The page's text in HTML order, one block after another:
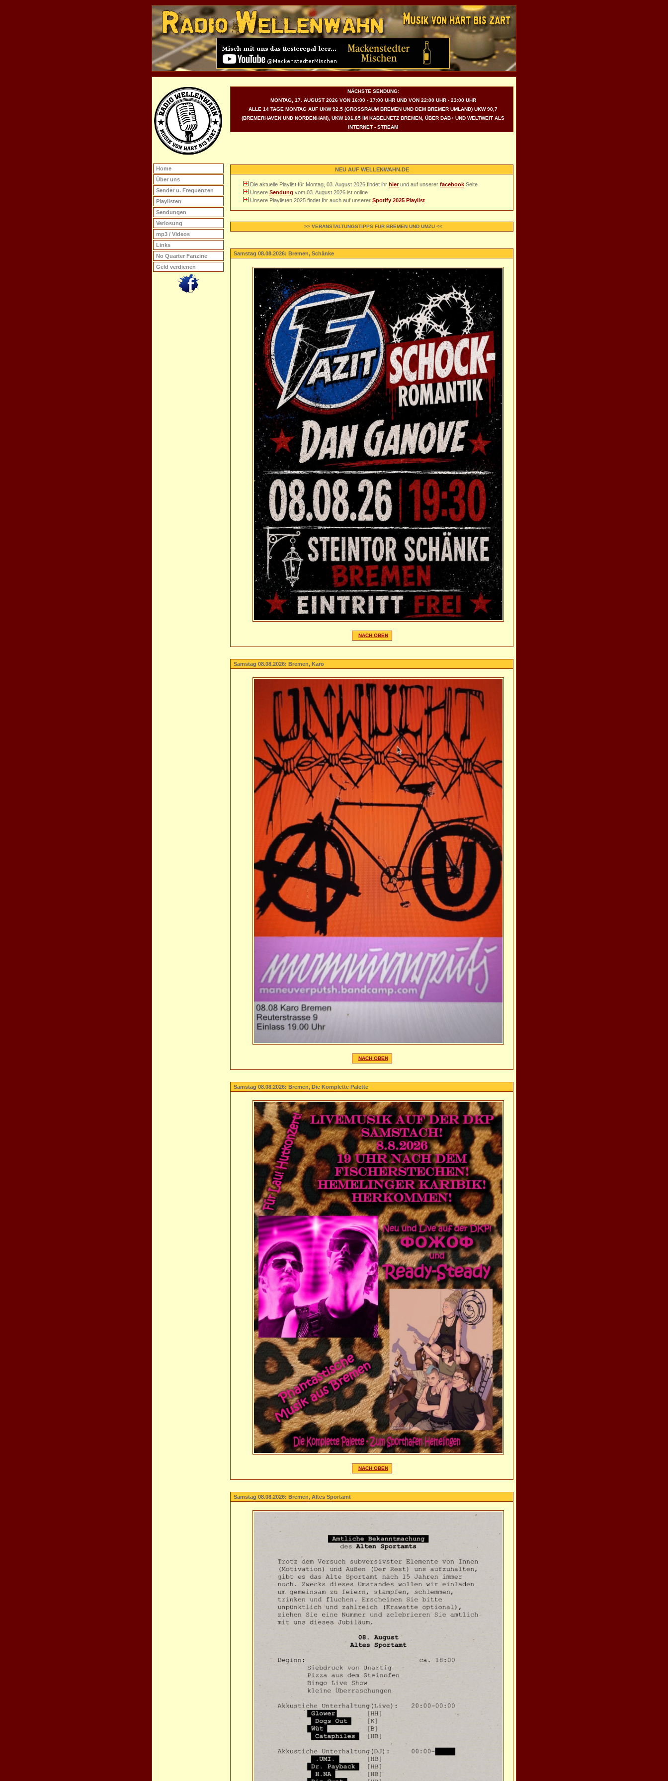
Home
Über uns
Sender u. Frequenzen
Playlisten
Sendungen
Verlosung
mp3 / Videos
Links
No Quarter Fanzine
Geld verdienen
NÄCHSTE SENDUNG:
MONTAG, 17. AUGUST 2026 VON 16:00 - 17:00 UHR UND VON 22:00 UHR - 23:00 UHR
ALLE 14 TAGE MONTAG AUF UKW 92.5 (GROSSRAUM BREMEN UND DEM BREMER UMLAND) UKW 90,7 (
BREMERHAVEN UND NORDENHAM), UKW 101.85 IM KABELNETZ BREMEN, ÜBER DAB+ UND WELTWEIT ALS I
NTERNET - STREAM
NEU AUF WELLENWAHN.DE
Die aktuelle Playlist für Montag, 03. August 2026 findet ihr hierund auf unserer facebook Seite
Unsere Sendung vom 03. August 2026 ist online
Unsere Playlisten 2025 findet Ihr auch auf unserer Spotify 2025 Playlist
>> VERANSTALTUNGSTIPPS FÜR BREMEN UND UMZU <<
Samstag 08.08.2026: Bremen, Schänke
NACH OBEN
Samstag 08.08.2026: Bremen, Karo
NACH OBEN
Samstag 08.08.2026: Bremen, Die Komplette Palette
NACH OBEN
Samstag 08.08.2026: Bremen, Altes Sportamt